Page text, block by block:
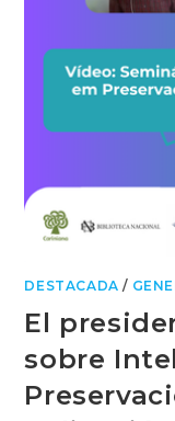
DESTACADA /
El
sobre